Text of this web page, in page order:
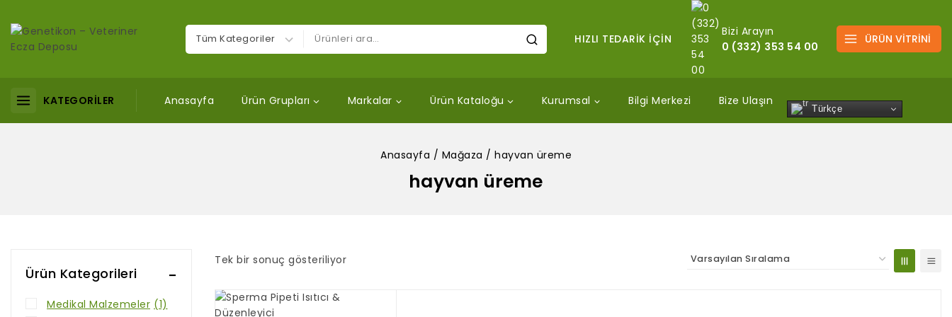
HIZLI TEDARİK İÇİN
Bizi Arayın
0 (332) 353 54 00
ÜRÜN VİTRİNİ
KATEGORİLER Anasayfa Ürün Grupları Markalar Ürün Kataloğu Kurumsal Bilgi Merkezi Bize Ulaşın
Türkçe
Anasayfa / Mağaza / hayvan üreme
hayvan üreme
Tek bir sonuç gösteriliyor
Ürün Kategorileri
Medikal Malzemeler (1)